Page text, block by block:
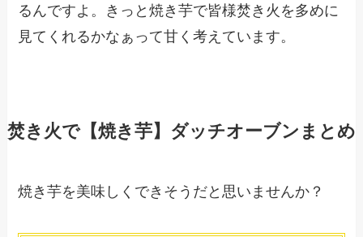
るんですよ。きっと焼き芋で皆様焚き火を多めに
見てくれるかなぁって甘く考えています。
焚き火で【焼き芋】ダッチオーブンまとめ
焼き芋を美味しくできそうだと思いませんか？